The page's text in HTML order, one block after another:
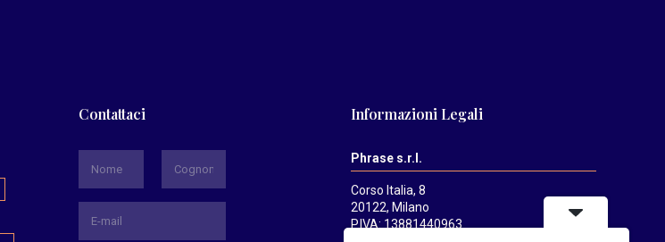
Contattaci Informazioni Legali
Phrase s.r.l.
Corso Italia, 8
20122, Milano
P.IVA: 13881440963